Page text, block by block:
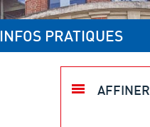
INFOS PRATIQUES
AFFINER